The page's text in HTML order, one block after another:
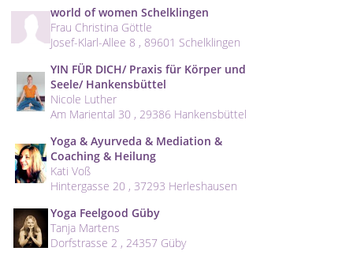
world of women Schelklingen
Frau Christina Göttle
Josef-Klarl-Allee 8 , 89601 Schelklingen
YIN FÜR DICH/ Praxis für Körper und
Seele/ Hankensbüttel
Nicole Luther
Am Mariental 30 , 29386 Hankensbüttel
Yoga & Ayurveda & Mediation &
Coaching & Heilung
Kati Voß
Hintergasse 20 , 37293 Herleshausen
Yoga Feelgood Güby
Tanja Martens
Dorfstrasse 2 , 24357 Güby